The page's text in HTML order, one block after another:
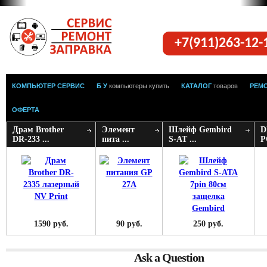
+7(911)263-
КОМПЬЮТЕР СЕРВИС Б У компьютеры купить КАТАЛОГ товаров
ОФЕРТА
Драм Brother
DR-233 ...
1590 руб.
Элемент
пита ...
90 руб.
Шлейф Gembird
S-AT ...
250 руб.
Ask a Question